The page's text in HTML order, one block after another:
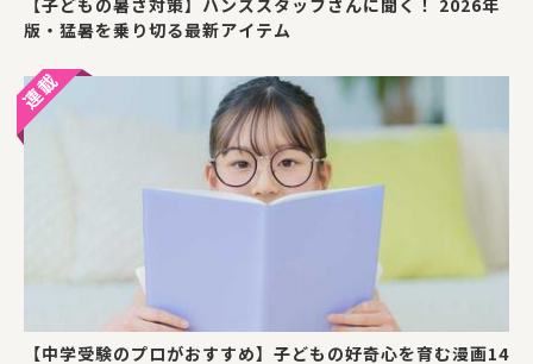
【子どもの暑さ対策】ハンズスタッフさんに聞く！ 2026年
版・猛暑を乗り切る最新アイテム
【中学受験のプロがおすすめ】子どもの好奇心を育む漫画14